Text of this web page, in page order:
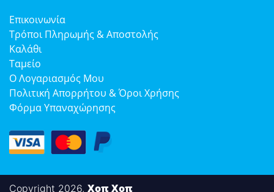
Επικοινωνία
Τρόποι Πληρωμής & Αποστολής
Καλάθι
Ταμείο
Ο Λογαριασμός Μου
Πολιτική Απορρήτου & Όροι Χρήσης
Φόρμα Υπαναχώρησης
Copyright 2026, Χοπ Χοπ